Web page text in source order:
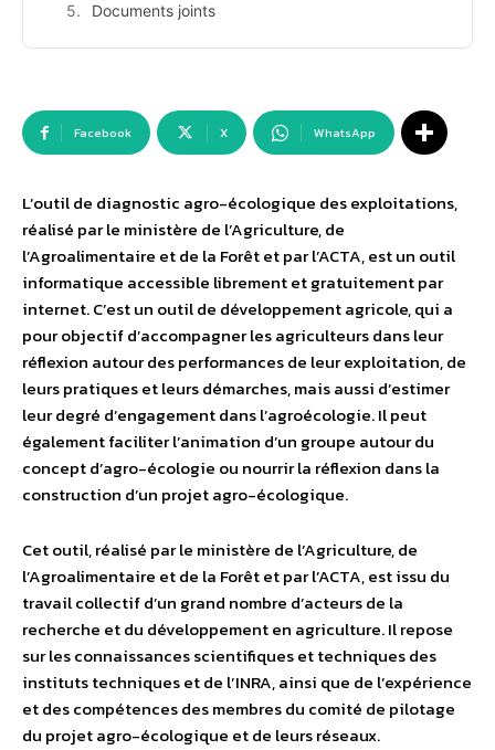
Documents joints
Facebook X WhatsApp
L’outil de diagnostic agro-écologique des exploitations,
réalisé par le ministère de l’Agriculture, de
l’Agroalimentaire et de la Forêt et par l’ACTA, est un outil
informatique accessible librement et gratuitement par
internet. C’est un outil de développement agricole, qui a
pour objectif d’accompagner les agriculteurs dans leur
réflexion autour des performances de leur exploitation, de
leurs pratiques et leurs démarches, mais aussi d’estimer
leur degré d’engagement dans l’agroécologie. Il peut
également faciliter l’animation d’un groupe autour du
concept d’agro-écologie ou nourrir la réflexion dans la
construction d’un projet agro-écologique.
Cet outil, réalisé par le ministère de l’Agriculture, de
l’Agroalimentaire et de la Forêt et par l’ACTA, est issu du
travail collectif d’un grand nombre d’acteurs de la
recherche et du développement en agriculture. Il repose
sur les connaissances scientifiques et techniques des
instituts techniques et de l’INRA, ainsi que de l’expérience
et des compétences des membres du comité de pilotage
du projet agro-écologique et de leurs réseaux.